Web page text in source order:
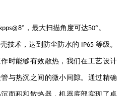
°，最大扫描角度可达50°。
技术，达到防尘防水的 IP65 等级。
时能够有效散热，我们在工艺设计
与热沉之间的微小间隙。通过精确
面积和散热器，机器底部实现了卓